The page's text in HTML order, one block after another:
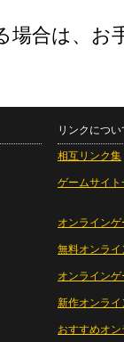
場合は、お
リンクについ
相互リンク集
ゲームサイト
オンラインゲ
無料オンライ
オンライン
新作オンライ
おすすめオ